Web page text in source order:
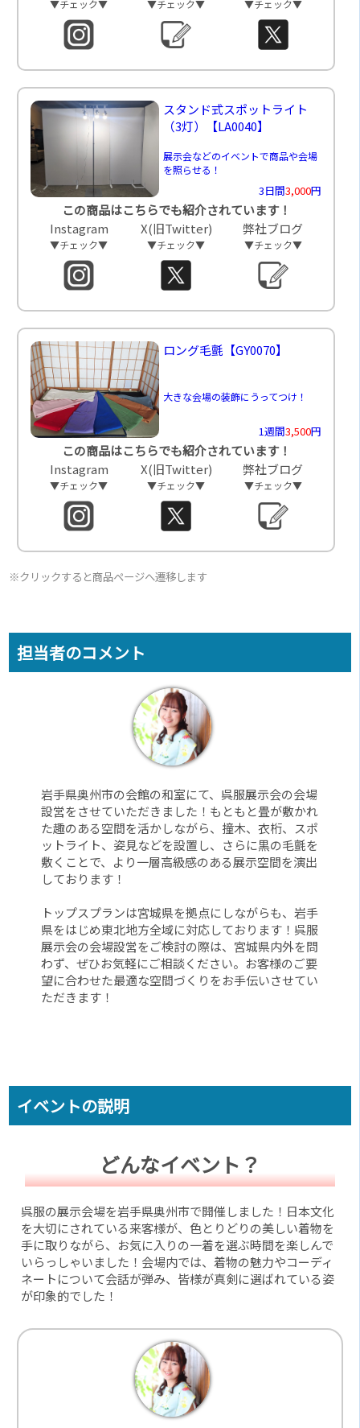
▼チェック▼ ▼チェック▼ ▼チェック▼
スタンド式スポットライト
（3灯）
【LA0040】
展示会などのイベントで商品や会場
を照らせる！
3日間3,000円
この商品はこちらでも紹介されています！
Instagram
▼チェック▼
X(旧Twitter)
▼チェック▼
弊社ブログ
▼チェック▼
ロング毛氈 【GY0070】
大きな会場の装飾にうってつけ！
1週間3,500円
この商品はこちらでも紹介されています！
Instagram
▼チェック▼
X(旧Twitter)
▼チェック▼
弊社ブログ
▼チェック▼
※クリックすると商品ページへ遷移します
担当者のコメント
岩手県奥州市の会館の和室にて、呉服展示会の会場
設営をさせていただきました！もともと畳が敷かれ
た趣のある空間を活かしながら、撞木、衣桁、スポ
ットライト、姿見などを設置し、さらに黒の毛氈を
敷くことで、より一層高級感のある展示空間を演出
しております！
トップスプランは宮城県を拠点にしながらも、岩手
県をはじめ東北地方全域に対応しております！呉服
展示会の会場設営をご検討の際は、宮城県内外を問
わず、ぜひお気軽にご相談ください。お客様のご要
望に合わせた最適な空間づくりをお手伝いさせてい
ただきます！
イベントの説明
どんなイベント？
呉服の展示会場を岩手県奥州市で開催しました！日本文化
を大切にされている来客様が、色とりどりの美しい着物を
手に取りながら、お気に入りの一着を選ぶ時間を楽しんで
いらっしゃいました！会場内では、着物の魅力やコーディ
ネートについて会話が弾み、皆様が真剣に選ばれている姿
が印象的でした！